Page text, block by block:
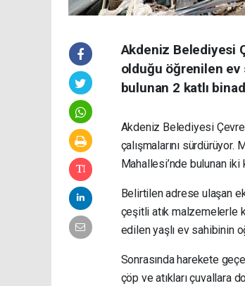
Akdeniz Belediyesi
olduğu öğrenilen ev
bulunan 2 katlı
Akdeniz Belediyesi Çevre
çalışmalarını
Mahallesi’nde bulunan
Belirtilen adrese ulaşan
çeşitli atık malzemelerle
edilen yaşlı ev sahibinin
Sonrasında harekete
çöp ve atıkları çuvallara